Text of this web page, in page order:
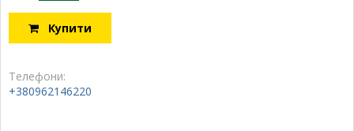
Купити
Телефони:
+380962146220